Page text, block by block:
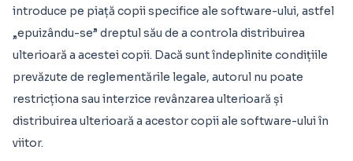
introduce pe piață copii specifice ale software-ului, astfel
„epuizându-se” dreptul său de a controla distribuirea
ulterioară a acestei copii. Dacă sunt îndeplinite condițiile
prevăzute de reglementările legale, autorul nu poate
restricționa sau interzice revânzarea ulterioară și
distribuirea ulterioară a acestor copii ale software-ului în
viitor.